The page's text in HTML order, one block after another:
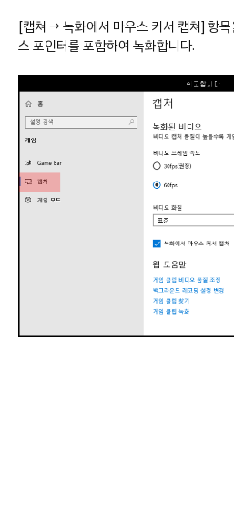
[캡쳐 → 녹화에서 마우스 커서 캡쳐] 항
스 포인터를 포함하여 녹화합니다.